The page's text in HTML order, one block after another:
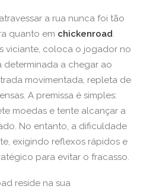
a rua nunca foi tão
quanto em chickenroad.
viciante, coloca o jogador no
determinada a chegar ao
movimentada, repleta de
A premissa é simples:
moedas e tente alcançar a
No entanto, a dificuldade
exigindo reflexos rápidos e
para evitar o fracasso.
reside na sua